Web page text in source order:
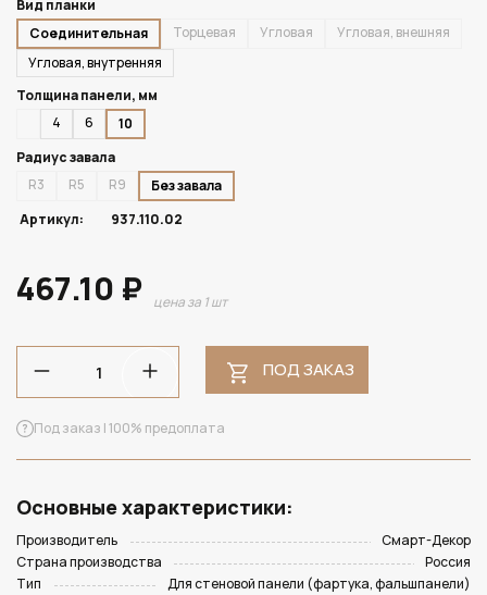
Вид планки
Соединительная
Торцевая Угловая
Угловая, внешняя
Угловая, внутренняя
Толщина панели, мм
4
6
10
Радиус завала
R3
R5 R9
Без завала
Артикул:
937.110.02
467.10 ₽ цена за 1 шт
ПОД ЗАКАЗ
Под заказ | 100% предоплата
Основные характеристики:
Производитель
Смарт-Декор
Страна производства
Россия
Тип
Для стеновой панели (фартука, фальшпанели)